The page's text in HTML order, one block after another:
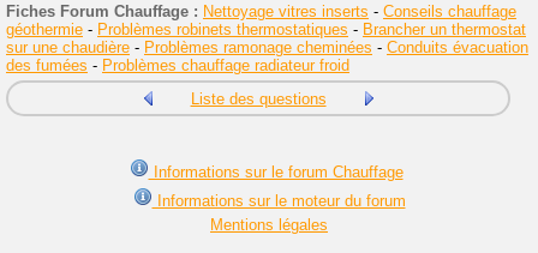
Fiches Forum Chauffage : Nettoyage vitres inserts - Conseils chauffage
géothermie - Problèmes robinets thermostatiques - Brancher un thermostat
sur une chaudière - Problèmes ramonage cheminées - Conduits évacuation
des fumées - Problèmes chauffage radiateur froid
Liste des questions
Informations sur le forum Chauffage
Informations sur le moteur du forum
Mentions légales